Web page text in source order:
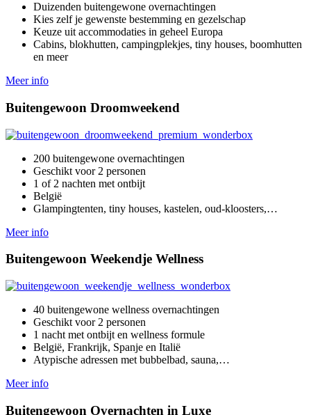
Duizenden buitengewone overnachtingen
Kies zelf je gewenste bestemming en gezelschap
Keuze uit accommodaties in geheel Europa
Cabins, blokhutten, campingplekjes, tiny houses, boomhutten
en meer
Meer info
Buitengewoon Droomweekend
200 buitengewone overnachtingen
Geschikt voor 2 personen
1 of 2 nachten met ontbijt
België
Glampingtenten, tiny houses, kastelen, oud-kloosters,…
Meer info
Buitengewoon Weekendje Wellness
40 buitengewone wellness overnachtingen
Geschikt voor 2 personen
1 nacht met ontbijt en wellness formule
België, Frankrijk, Spanje en Italië
Atypische adressen met bubbelbad, sauna,…
Meer info
Buitengewoon Overnachten in Luxe